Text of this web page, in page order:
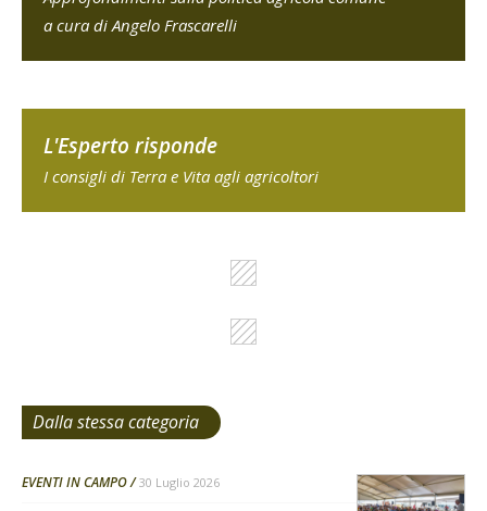
a cura di Angelo Frascarelli
L'Esperto risponde
I consigli di Terra e Vita agli agricoltori
Dalla stessa categoria
EVENTI IN CAMPO 30 Luglio 2026